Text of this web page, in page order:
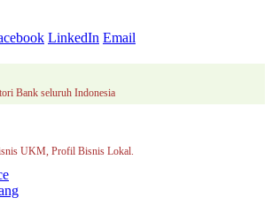
LinkedIn Email
Bank seluruh Indonesia
UKM, Profil Bisnis Lokal.